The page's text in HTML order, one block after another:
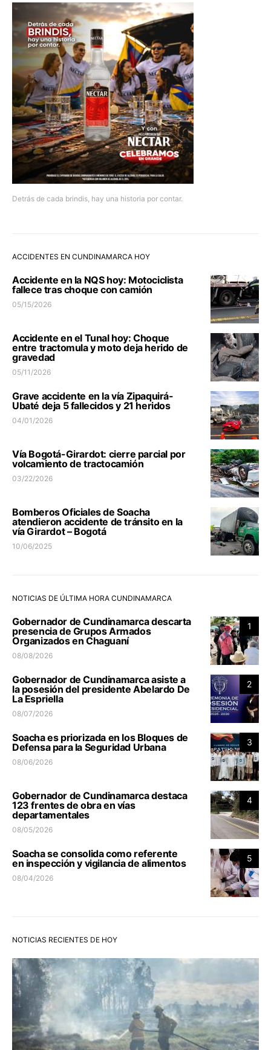
Detrás de cada brindis, hay una historia por contar.
ACCIDENTES EN CUNDINAMARCA HOY
Accidente en la NQS hoy: Motociclista
fallece tras choque con camión
05/15/2026
Accidente en el Tunal hoy: Choque
entre tractomula y moto deja herido de
gravedad
05/11/2026
Grave accidente en la vía Zipaquirá-
Ubaté deja 5 fallecidos y 21 heridos
04/01/2026
Vía Bogotá-Girardot: cierre parcial por
volcamiento de tractocamión
03/22/2026
Bomberos Oficiales de Soacha
atendieron accidente de tránsito en la
vía Girardot – Bogotá
10/06/2025
NOTICIAS DE ÚLTIMA HORA CUNDINAMARCA
1
Gobernador de Cundinamarca descarta
presencia de Grupos Armados
Organizados en Chaguaní
08/08/2026
2
Gobernador de Cundinamarca asiste a
la posesión del presidente Abelardo De
La Espriella
08/07/2026
3
Soacha es priorizada en los Bloques de
Defensa para la Seguridad Urbana
08/06/2026
4
Gobernador de Cundinamarca destaca
123 frentes de obra en vías
departamentales
08/05/2026
5
Soacha se consolida como referente
en inspección y vigilancia de alimentos
08/04/2026
NOTICIAS RECIENTES DE HOY